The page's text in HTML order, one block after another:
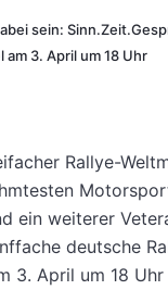
sein:
am 3. April um 18 Uhr
Rallye-
ein weiterer
deutsche
3. April um 18